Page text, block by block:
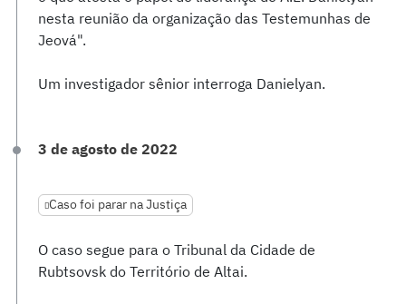
nesta reunião da organização das Testemunhas de
Jeová".
Um investigador sênior interroga Danielyan.
3 de agosto de 2022
Caso foi parar na Justiça
O caso segue para o Tribunal da Cidade de
Rubtsovsk do Território de Altai.